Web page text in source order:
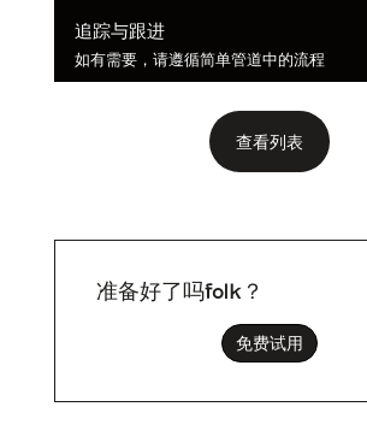
追踪与跟进
如有需要，请遵循简单管道中的流程
查看列表
准备好了吗folk？
免费试用